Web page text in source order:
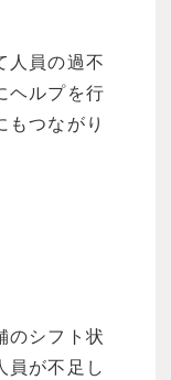
人員の過不
ヘルプを行
もつながり
のシフト状
員が不足し